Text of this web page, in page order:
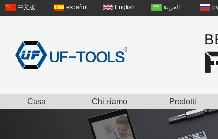
中文版 español English العربية
Casa Chi siamo Prodotti